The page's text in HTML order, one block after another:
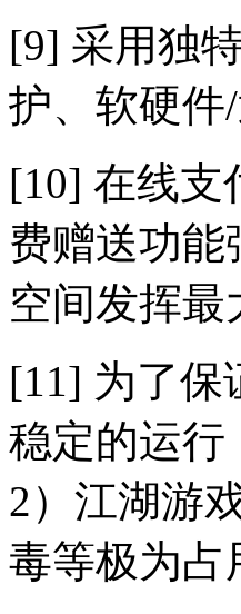
[9] 采用独
护、软硬件
[10] 在线支
费赠送功能
空间发挥最
[11] 为了保
稳定的运行
2）江湖游
毒等极为占